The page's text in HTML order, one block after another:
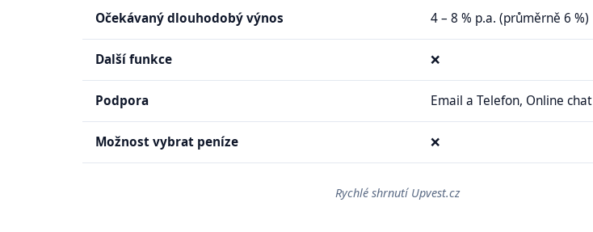
Očekávaný dlouhodobý výnos 4 – 8 % p.a. (průměrně 6 %)
Další funkce ❌
Podpora Email a Telefon, Online chat
Možnost vybrat peníze ❌
Rychlé shrnutí Upvest.cz